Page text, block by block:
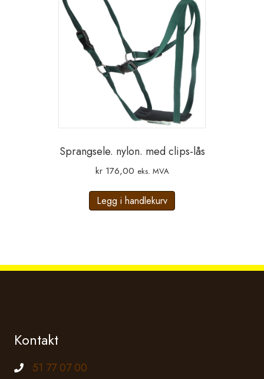
Sprangsele. nylon. med clips-lås
kr176,00 eks. MVA
Legg i handlekurv
Kontakt
Telefonnummer
51 77 07 00